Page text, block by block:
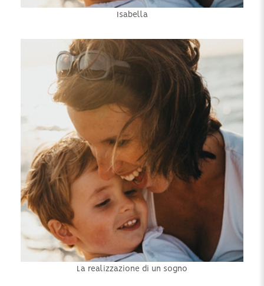
Isabella
La realizzazione di un sogno